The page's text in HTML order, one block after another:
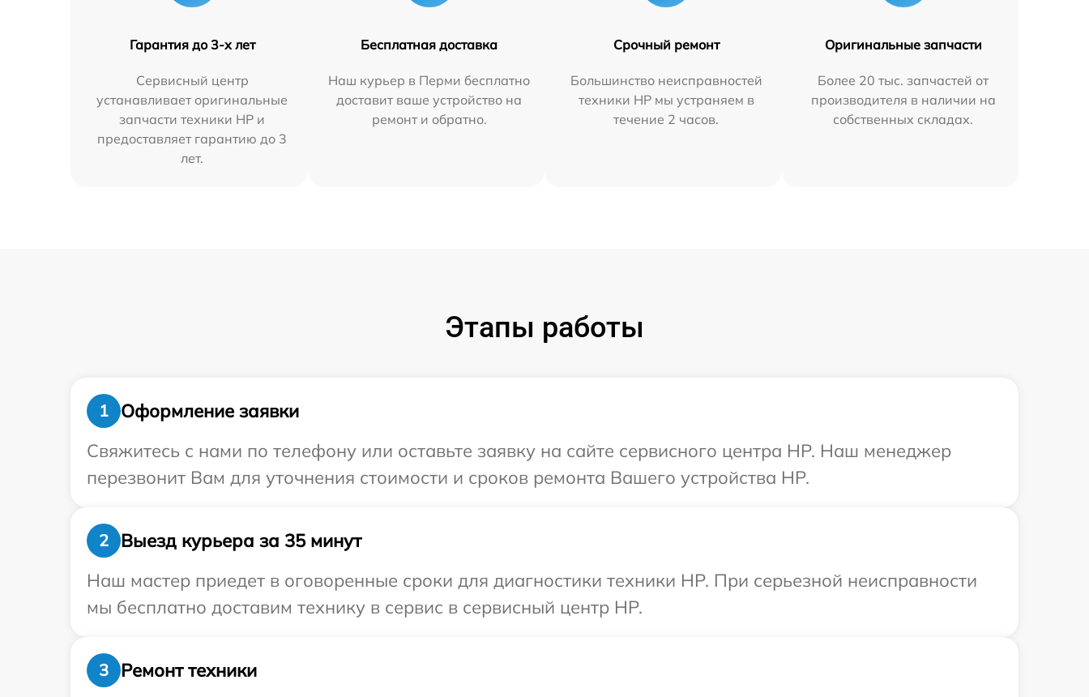
Гарантия до 3-х лет
Сервисный центр
устанавливает оригинальные
запчасти техники HP и
предоставляет гарантию до 3
лет.
Бесплатная доставка
Наш курьер в Перми бесплатно
доставит ваше устройство на
ремонт и обратно.
Срочный ремонт
Большинство неисправностей
техники HP мы устраняем в
течение 2 часов.
Оригинальные запчасти
Более 20 тыс. запчастей от
производителя в наличии на
собственных складах.
Этапы работы
1
Оформление заявки
Свяжитесь с нами по телефону или оставьте заявку на сайте сервисного центра HP. Наш менеджер
перезвонит Вам для уточнения стоимости и сроков ремонта Вашего устройства HP.
2
Выезд курьера за 35 минут
Наш мастер приедет в оговоренные сроки для диагностики техники HP. При серьезной неисправности
мы бесплатно доставим технику в сервис в сервисный центр HP.
3
Ремонт техники